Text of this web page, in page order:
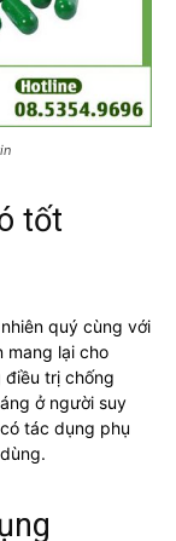
tốt
quý cùng với
mang lại cho
trị chống
ở người suy
tác dụng phụ